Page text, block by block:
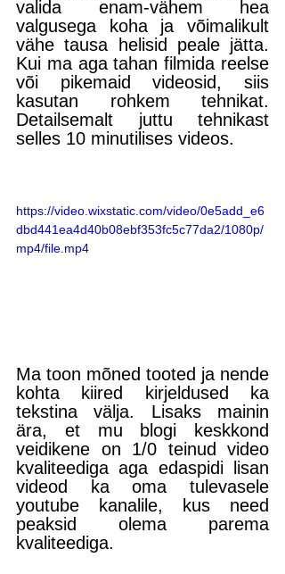
valida enam-vähem hea
valgusega koha ja võimalikult
vähe tausa helisid peale jätta.
Kui ma aga tahan filmida reelse
või pikemaid videosid, siis
kasutan rohkem tehnikat.
Detailsemalt juttu tehnikast
selles 10 minutilises videos.
https://video.wixstatic.com/video/0e5add_e6
dbd441ea4d40b08ebf353fc5c77da2/1080p/
mp4/file.mp4
Ma toon mõned tooted ja nende
kohta kiired kirjeldused ka
tekstina välja. Lisaks mainin
ära, et mu blogi keskkond
veidikene on 1/0 teinud video
kvaliteediga aga edaspidi lisan
videod ka oma tulevasele
youtube kanalile, kus need
peaksid olema parema
kvaliteediga.